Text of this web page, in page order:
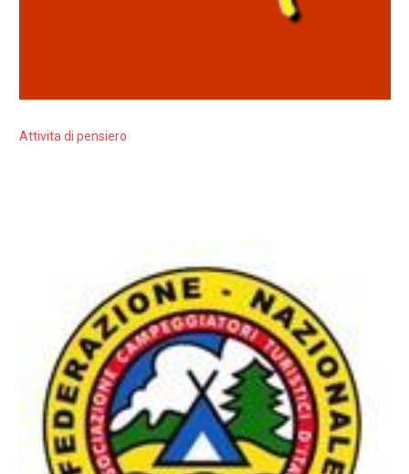
Attivita di pensiero